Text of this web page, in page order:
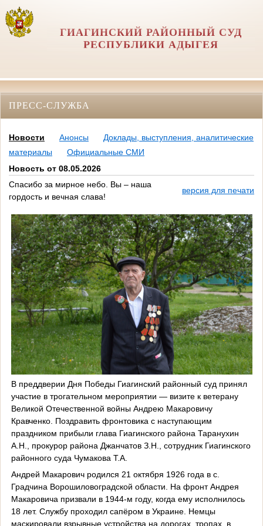
ГИАГИНСКИЙ РАЙОННЫЙ СУД
РЕСПУБЛИКИ АДЫГЕЯ
ПРЕСС-СЛУЖБА
Новости Анонсы
Доклады, выступления, аналитические
материалы
Официальные СМИ
Новость от 08.05.2026
Спасибо за мирное небо. Вы – наша
гордость и вечная слава!
версия для печати
В преддверии Дня Победы Гиагинский районный суд принял
участие в трогательном мероприятии — визите к ветерану
Великой Отечественной войны Андрею Макаровичу
Кравченко. Поздравить фронтовика с наступающим
праздником прибыли глава Гиагинского района Таранухин
А.Н., прокурор района Джанчатов З.Н., сотрудник Гиагинского
районного суда Чумакова Т.А.
Андрей Макарович родился 21 октября 1926 года в с.
Градчина Ворошиловоградской области. На фронт Андрея
Макаровича призвали в 1944-м году, когда ему исполнилось
18 лет. Службу проходил сапёром в Украине. Немцы
маскировали взрывные устройства на дорогах, тропах, в